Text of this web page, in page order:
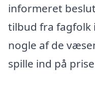
informeret
tilbud fra fagfolk
nogle af de
spille ind på